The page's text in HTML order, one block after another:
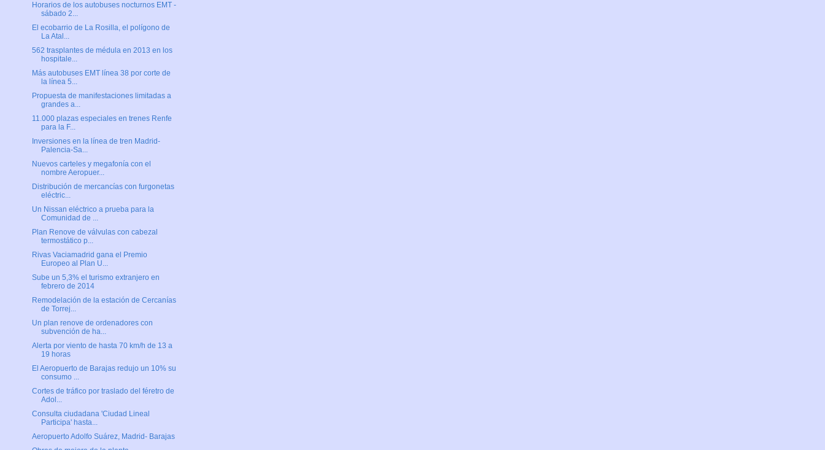
Horarios de los autobuses nocturnos EMT -
sábado 2...
El ecobarrio de La Rosilla, el polígono de
La Atal...
562 trasplantes de médula en 2013 en los
hospitale...
Más autobuses EMT línea 38 por corte de
la línea 5...
Propuesta de manifestaciones limitadas a
grandes a...
11.000 plazas especiales en trenes Renfe
para la F...
Inversiones en la línea de tren Madrid-
Palencia-Sa...
Nuevos carteles y megafonía con el
nombre Aeropuer...
Distribución de mercancías con furgonetas
eléctric...
Un Nissan eléctrico a prueba para la
Comunidad de ...
Plan Renove de válvulas con cabezal
termostático p...
Rivas Vaciamadrid gana el Premio
Europeo al Plan U...
Sube un 5,3% el turismo extranjero en
febrero de 2014
Remodelación de la estación de Cercanías
de Torrej...
Un plan renove de ordenadores con
subvención de ha...
Alerta por viento de hasta 70 km/h de 13 a
19 horas
El Aeropuerto de Barajas redujo un 10% su
consumo ...
Cortes de tráfico por traslado del féretro de
Adol...
Consulta ciudadana 'Ciudad Lineal
Participa' hasta...
Aeropuerto Adolfo Suárez, Madrid- Barajas